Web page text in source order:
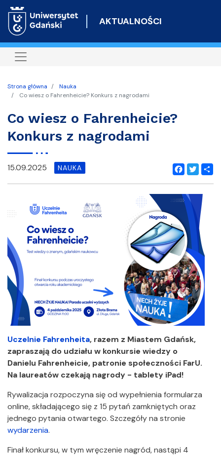
do
AKTUALNOŚCI
Strona główna
Nauka
Co wiesz o Fahrenheicie? Konkurs z nagrodami
Co wiesz o Fahrenheicie?
Konkurs z nagrodami
Facebook
Twitter
15.09.2025 NAUKA
Uczelnie Fahrenheita, razem z Miastem Gdańsk,
zapraszają do udziału w konkursie wiedzy o
Danielu Fahrenheicie, patronie społeczności FarU.
Na laureatów czekają nagrody - tablety iPad!
Rywalizacja rozpoczyna się od wypełnienia formularza
online, składającego się z 15 pytań zamkniętych oraz
jednego pytania otwartego. Szczegóły na stronie
wydarzenia.
Finał konkursu, w tym wręczenie nagród, nastąpi 4